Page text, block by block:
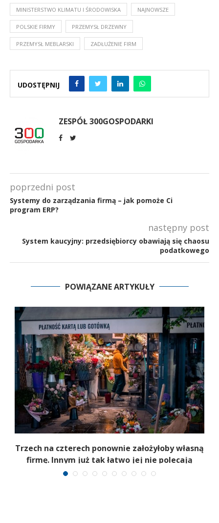
MINISTERSTWO KLIMATU I ŚRODOWISKA NAJNOWSZE
POLSKIE FIRMY PRZEMYSŁ DRZEWNY
PRZEMYSŁ MEBLARSKI ZADŁUŻENIE FIRM
UDOSTĘPNIJ
ZESPÓŁ 300GOSPODARKI
poprzedni post
Systemy do zarządzania firmą – jak pomoże Ci
program ERP?
następny post
System kaucyjny: przedsiębiorcy obawiają się chaosu
podatkowego
POWIĄZANE ARTYKUŁY
Trzech na czterech ponownie założyłoby własną
firmę. Innym już tak łatwo jej nie polecają